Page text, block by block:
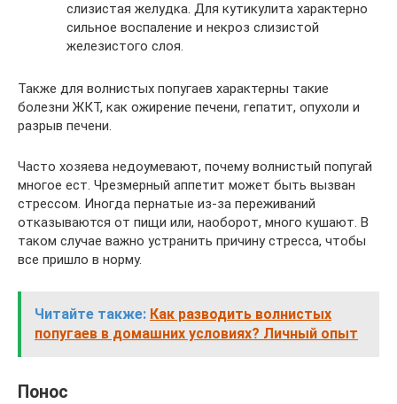
слизистая желудка. Для кутикулита характерно
сильное воспаление и некроз слизистой
железистого слоя.
Также для волнистых попугаев характерны такие
болезни ЖКТ, как ожирение печени, гепатит, опухоли и
разрыв печени.
Часто хозяева недоумевают, почему волнистый попугай
многое ест. Чрезмерный аппетит может быть вызван
стрессом. Иногда пернатые из-за переживаний
отказываются от пищи или, наоборот, много кушают. В
таком случае важно устранить причину стресса, чтобы
все пришло в норму.
Читайте также: Как разводить волнистых
попугаев в домашних условиях? Личный опыт
Понос